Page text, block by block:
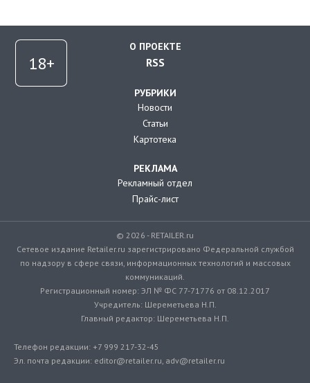
О ПРОЕКТЕ
RSS
РУБРИКИ
Новости
Статьи
Картотека
РЕКЛАМА
Рекламный отдел
Прайс-лист
© 2026 - RETAILER.ru
Сетевое издание Retailer.ru зарегистрировано Федеральной службой
по надзору в сфере связи, информационных технологий и массовых
коммуникаций.
Регистрационный номер: ЭЛ № ФС 77-71776 от 08.12.2017
Учредитель: Шереметьева Н.П.
Главный редактор: Шереметьева Н.П.
Телефон редакции: +7 999 217-32-45
Эл. почта редакции: editor@retailer.ru, adv@retailer.ru